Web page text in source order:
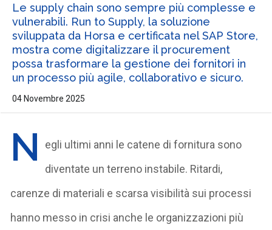
Le supply chain sono sempre più complesse e
vulnerabili. Run to Supply, la soluzione
sviluppata da Horsa e certificata nel SAP Store,
mostra come digitalizzare il procurement
possa trasformare la gestione dei fornitori in
un processo più agile, collaborativo e sicuro.
04 Novembre 2025
N
egli ultimi anni le catene di fornitura sono
diventate un terreno instabile. Ritardi,
carenze di materiali e scarsa visibilità sui processi
hanno messo in crisi anche le organizzazioni più